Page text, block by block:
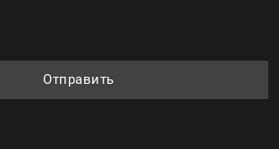
Отправить